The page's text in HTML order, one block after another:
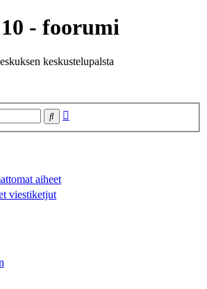
- foorumi
keskustelupalsta
Etsi
aiheet
viestiketjut